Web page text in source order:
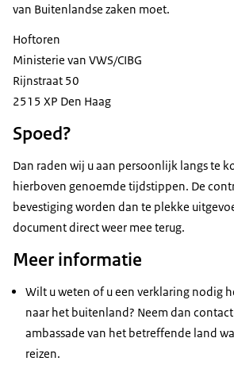
van Buitenlandse zaken moet.
Hoftoren
Ministerie van VWS/CIBG
Rijnstraat 50
2515 XP Den Haag
Spoed?
Dan raden wij u aan persoonlijk langs te
hierboven genoemde tijdstippen. De
bevestiging worden dan te plekke
document direct weer mee terug.
Meer informatie
Wilt u weten of u een verklaring nodig
naar het buitenland? Neem dan
ambassade van het betreffende land
reizen.